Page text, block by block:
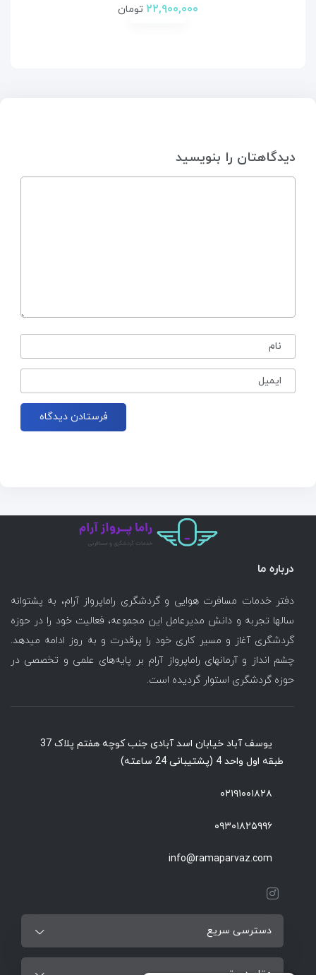
۲۲,۹۰۰,۰۰۰ تومان
دیدگاهتان را بنویسید
نام
ایمیل
درباره ما
دفتر خدمات مسافرت هوایی و گردشگری راماپرواز آرام، به پشتوانه
سالها تجربه و دانش مدیرعامل این مجموعه، فعالیت خود را در حوزه
گردشگری آغاز و مسیر کاری خود را پرقدرت و به روز ادامه میدهد.
چشم انداز و آرمانهای راماپرواز آرام بر پایه‌های علمی و تخصصی در
حوزه گردشگری استوار گردیده است.
یوسف آباد خیابان اسد آبادی جنب کوچه هفتم پلاک 37
طبقه اول واحد 4 (پشتیبانی 24 ساعته)
۰۲۱۹۱۰۰۱۸۲۸
۰۹۳۰۱۸۲۵۹۹۶
info@ramaparvaz.com
دسترسی سریع